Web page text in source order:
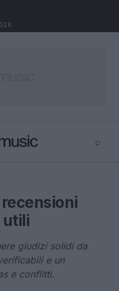
⌕
utili
giudizi solidi da
e un
e conflitti.